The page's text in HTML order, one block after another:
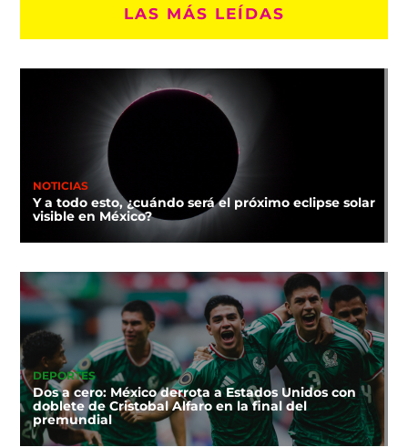
LAS MÁS LEÍDAS
NOTICIAS
Y a todo esto, ¿cuándo será el próximo eclipse solar
visible en México?
DEPORTES
Dos a cero: México derrota a Estados Unidos con
doblete de Cristobal Alfaro en la final del
premundial